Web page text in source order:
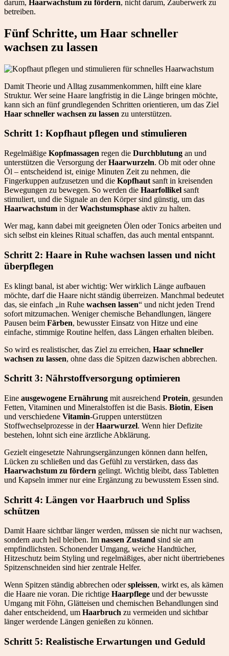
darum, Haarwachstum zu fördern, nicht darum, Zauberwerk zu
betreiben.
Fünf Schritte, um Haar schneller
wachsen zu lassen
Damit Theorie und Alltag zusammenkommen, hilft eine klare
Struktur. Wer seine Haare langfristig in die Länge bringen möchte,
kann sich an fünf grundlegenden Schritten orientieren, um das Ziel
Haar schneller wachsen zu lassen zu unterstützen.
Schritt 1: Kopfhaut pflegen und stimulieren
Regelmäßige Kopfmassagen regen die Durchblutung an und
unterstützen die Versorgung derHaarwurzeln. Ob mit oder ohne
Öl – entscheidend ist, einige Minuten Zeit zu nehmen, die
Fingerkuppen aufzusetzen und die Kopfhaut sanft in kreisenden
Bewegungen zu bewegen. So werden die Haarfollikel sanft
stimuliert, und die Signale an den Körper sind günstig, um das
Haarwachstum in derWachstumsphase aktiv zu halten.
Wer mag, kann dabei mit geeigneten Ölen oder Tonics arbeiten und
sich selbst ein kleines Ritual schaffen, das auch mental entspannt.
Schritt 2: Haare in Ruhe wachsen lassen und nicht
überpflegen
Es klingt banal, ist aber wichtig: Wer wirklich Länge aufbauen
möchte, darf die Haare nicht ständig überreizen. Manchmal bedeutet
das, sie einfach „in Ruhe wachsen lassen“ und nicht jeden Trend
sofort mitzumachen. Weniger chemische Behandlungen, längere
Pausen beim Färben, bewusster Einsatz von Hitze und eine
einfache, stimmige Routine helfen, dass Längen erhalten bleiben.
So wird es realistischer, das Ziel zu erreichen, Haar schneller
wachsen zu lassen, ohne dass die Spitzen dazwischen abbrechen.
Schritt 3: Nährstoffversorgung optimieren
Eine ausgewogene Ernährung mit ausreichend Protein, gesunden
Fetten, Vitaminen und Mineralstoffen ist die Basis. Biotin, Eisen
und verschiedene Vitamin-Gruppen unterstützen
Stoffwechselprozesse in derHaarwurzel. Wenn hier Defizite
bestehen, lohnt sich eine ärztliche Abklärung.
Gezielt eingesetzte Nahrungsergänzungen können dann helfen,
Lücken zu schließen und das Gefühl zu verstärken, dass das
Haarwachstum zu fördern gelingt. Wichtig bleibt, dass Tabletten
und Kapseln immer nur eine Ergänzung zu bewusstem Essen sind.
Schritt 4: Längen vor Haarbruch und Spliss
schützen
Damit Haare sichtbar länger werden, müssen sie nicht nur wachsen,
sondern auch heil bleiben. Im nassen Zustand sind sie am
empfindlichsten. Schonender Umgang, weiche Handtücher,
Hitzeschutz beim Styling und regelmäßiges, aber nicht übertriebenes
Spitzenschneiden sind hier zentrale Helfer.
Wenn Spitzen ständig abbrechen oderspleissen, wirkt es, als kämen
die Haare nie voran. Die richtige Haarpflege und der bewusste
Umgang mit Föhn, Glätteisen und chemischen Behandlungen sind
daher entscheidend, um Haarbruch zu vermeiden und sichtbar
länger werdende Längen genießen zu können.
Schritt 5: Realistische Erwartungen und Geduld